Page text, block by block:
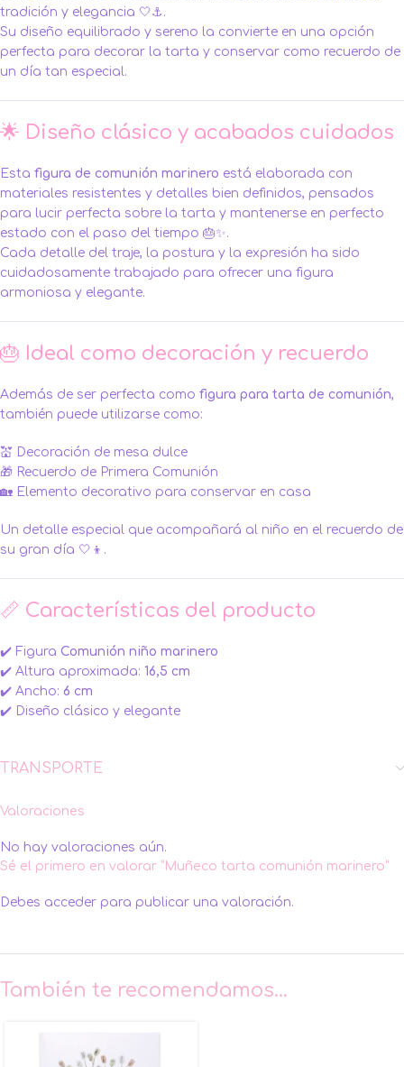
tradición y elegancia 🤍⚓.
Su diseño equilibrado y sereno la convierte en una opción
perfecta para decorar la tarta y conservar como recuerdo de
un día tan especial.
🌟 Diseño clásico y acabados cuidados
Esta figura de comunión marinero está elaborada con
materiales resistentes y detalles bien definidos, pensados
para lucir perfecta sobre la tarta y mantenerse en perfecto
estado con el paso del tiempo 🎂✨.
Cada detalle del traje, la postura y la expresión ha sido
cuidadosamente trabajado para ofrecer una figura
armoniosa y elegante.
🎂 Ideal como decoración y recuerdo
Además de ser perfecta como figura para tarta de comunión,
también puede utilizarse como:
💒 Decoración de mesa dulce
🎁 Recuerdo de Primera Comunión
🏡 Elemento decorativo para conservar en casa
Un detalle especial que acompañará al niño en el recuerdo de
su gran día 🤍👦.
📏 Características del producto
✔️ Figura Comunión niño marinero
✔️ Altura aproximada: 16,5 cm
✔️ Ancho: 6 cm
✔️ Diseño clásico y elegante
TRANSPORTE
Valoraciones
No hay valoraciones aún.
Sé el primero en valorar “Muñeco tarta comunión marinero”
Debes acceder para publicar una valoración.
También te recomendamos…